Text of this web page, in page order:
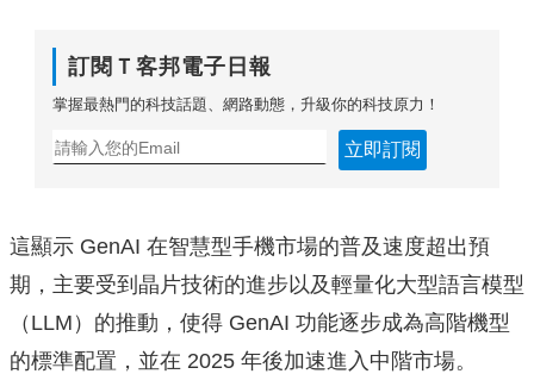
訂閱Ｔ客邦電子日報
掌握最熱門的科技話題、網路動態，升級你的科技原力！
立即訂閱
這顯示 GenAI 在智慧型手機市場的普及速度超出預
期，主要受到晶片技術的進步以及輕量化大型語言模型
（LLM）的推動，使得 GenAI 功能逐步成為高階機型
的標準配置，並在 2025 年後加速進入中階市場。